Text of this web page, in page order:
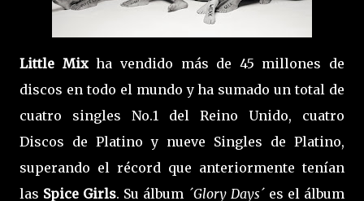
Little Mixha vendido más de 45 millones de
discos en todo el mundo y ha sumado un total de
cuatro singles No.1 del Reino Unido, cuatro
Discos de Platino y nueve Singles de Platino,
superando el récord que anteriormente tenían
las Spice Girls. Su álbum ´Glory Days´es el álbum